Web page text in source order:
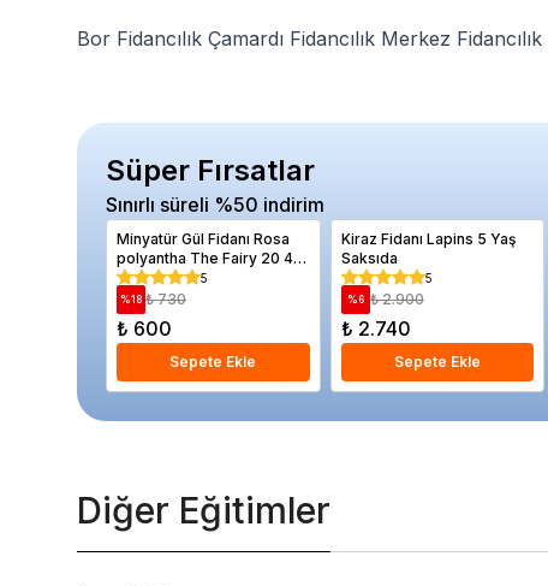
Bor Fidancılık Çamardı Fidancılık Merkez Fidancılık
Süper Fırsatlar
Sınırlı süreli %50 indirim
Minyatür Gül Fidanı Rosa
polyantha The Fairy 20 40
cm Saksıda5
%18 ₺ 730
₺ 600
Sepete Ekle
Kiraz Fidanı Lapins 5 Yaş
Saksıda
5
% 6 ₺ 2.900
₺ 2.740
Sepete Ekle
Diğer Eğitimler